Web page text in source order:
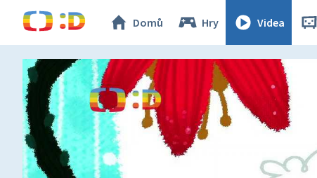
Domů Hry Videa